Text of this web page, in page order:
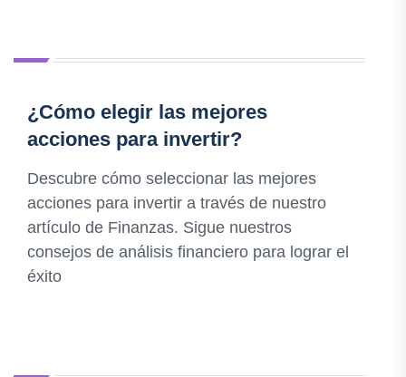
¿Cómo elegir las mejores
acciones para invertir?
Descubre cómo seleccionar las mejores
acciones para invertir a través de nuestro
artículo de Finanzas. Sigue nuestros
consejos de análisis financiero para lograr el
éxito